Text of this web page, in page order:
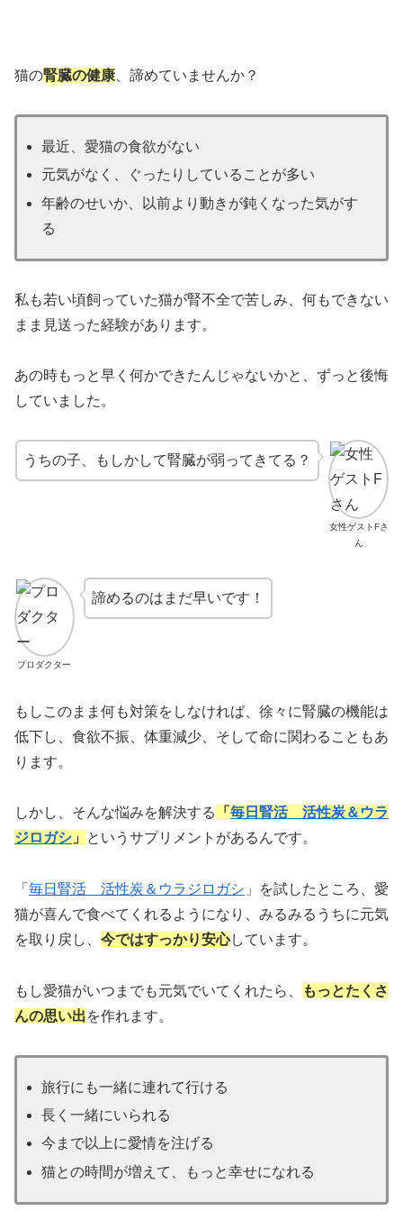
猫の腎臓の健康 、諦めていませんか？
最近、愛猫の食欲がない
元気がなく、ぐったりしていることが多い
年齢のせいか、以前より動きが鈍くなった気がす
る
私も若い頃飼っていた猫が腎不全で苦しみ、何もできない
まま見送った経験があります。
あの時もっと早く何かできたんじゃないかと、ずっと後悔
していました。
女性ゲストFさ
ん
うちの子、もしかして腎臓が弱ってきてる？
プロダクター
諦めるのはまだ早いです！
もしこのまま何も対策をしなければ、徐々に腎臓の機能は
低下し、食欲不振、体重減少、そして命に関わることもあ
ります。
しかし、そんな悩みを解決する 「 毎日腎活 活性炭＆ウラ
ジロガシ 」 というサプリメントがあるんです。
「 毎日腎活 活性炭＆ウラジロガシ 」を試したところ、愛
猫が喜んで食べてくれるようになり、みるみるうちに元気
を取り戻し、 今ではすっかり安心しています。
もし愛猫がいつまでも元気でいてくれたら、
もっとたくさ
んの思い出を作れます。
旅行にも一緒に連れて行ける
長く一緒にいられる
今まで以上に愛情を注げる
猫との時間が増えて、もっと幸せになれる